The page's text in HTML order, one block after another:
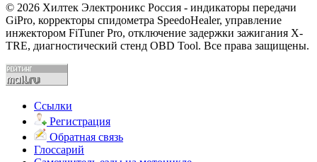
© 2026 Хилтек Электроникс Россия - индикаторы передачи
GiPro, корректоры спидометра SpeedoHealer, управление
инжектором FiTuner Pro, отключение задержки зажигания X-
TRE, диагностический стенд OBD Tool. Все права защищены.
Ссылки
Регистрация
Обратная связь
Глоссарий